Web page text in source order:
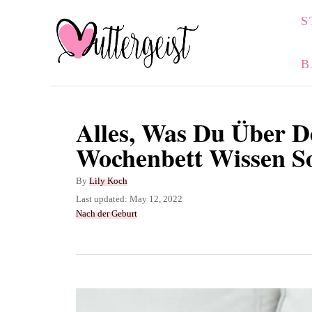
Alles, Was Du Über
Wochenbett Wissen
By A
u
t
r
Lily Koch
P
o
e
o
Last updated: May 12, 2022
C
e
o
Nach der Geburt